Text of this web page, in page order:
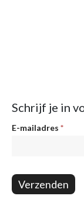
Schrijf je in
Nieuwsbrief
E-mailadres *
Verzenden